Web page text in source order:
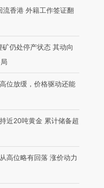
流香港 外籍工作签证翻
仍处停产状态 其动向
位放缓，价格驱动还能
近20吨黄金 累计储备超
高位略有回落 涨价动力